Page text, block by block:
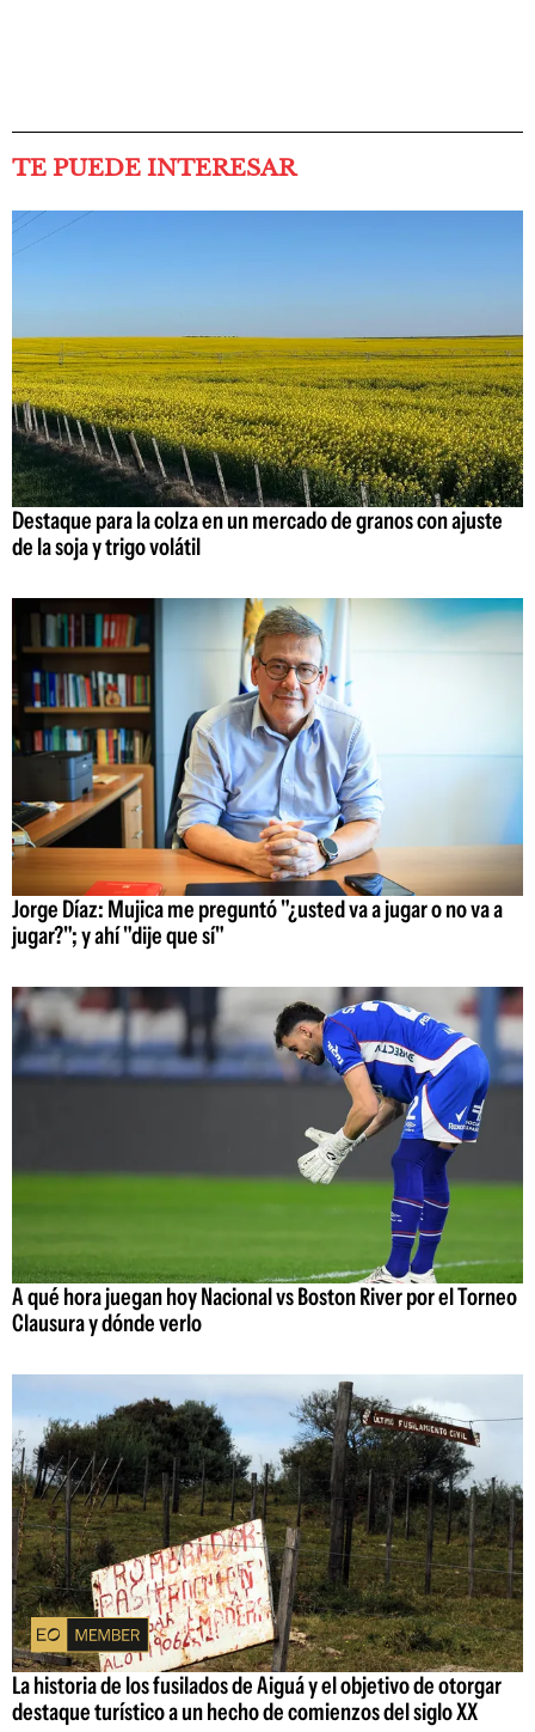
TE PUEDE INTERESAR
Destaque para la colza en un mercado de granos con ajuste
de la soja y trigo volátil
Jorge Díaz: Mujica me preguntó "¿usted va a jugar o no va a
jugar?"; y ahí "dije que sí"
A qué hora juegan hoy Nacional vs Boston River por el Torneo
Clausura y dónde verlo
La historia de los fusilados de Aiguá y el objetivo de otorgar
destaque turístico a un hecho de comienzos del siglo XX